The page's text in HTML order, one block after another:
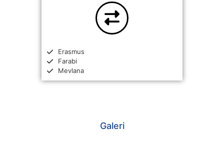
Erasmus
Farabi
Mevlana
Galeri